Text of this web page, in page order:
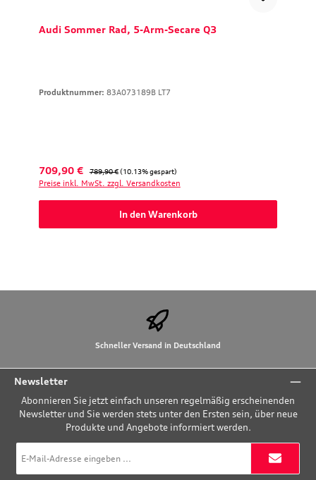
Audi Sommer Rad, 5-Arm-Secare Q3
Produktnummer: 83A073189B LT7
Verkaufspreis:
709,90 € Regulärer Preis:
789,90 € (10.13% gespart)
Preise inkl. MwSt. zzgl. Versandkosten
In den Warenkorb
Schneller Versand in Deutschland
Newsletter
Abonnieren Sie jetzt einfach unseren regelmäßig erscheinenden
Newsletter und Sie werden stets unter den Ersten sein, über neue
Produkte und Angebote informiert werden.
Mail-
Adresse